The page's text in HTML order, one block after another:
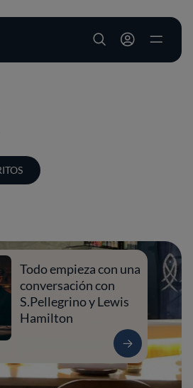
User account
Todo empieza con una
conversación con
S.Pellegrino y Lewis
Hamilton